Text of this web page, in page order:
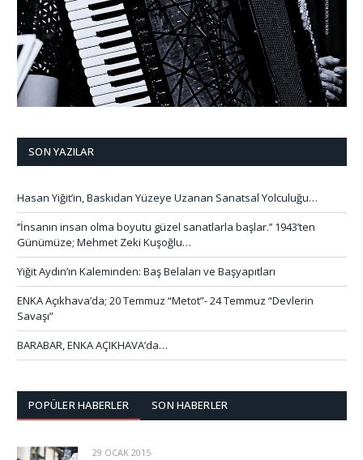
SON YAZILAR
Hasan Yiğit’in, Baskıdan Yüzeye Uzanan Sanatsal Yolculuğu…
‘’İnsanın insan olma boyutu güzel sanatlarla başlar.’’ 1943’ten
Günümüze; Mehmet Zeki Kuşoğlu…
Yiğit Aydın’ın Kaleminden: Baş Belaları ve Başyapıtları
ENKA Açıkhava’da; 20 Temmuz “Metot”- 24 Temmuz “Devlerin
Savaşı”
BARABAR, ENKA AÇIKHAVA’da…
POPÜLER HABERLER SON HABERLER
29 OCAK 2015